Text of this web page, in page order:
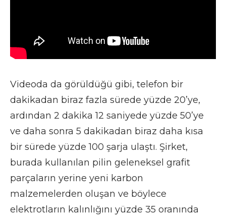
Videoda da görüldüğü gibi, telefon bir
dakikadan biraz fazla sürede yüzde 20’ye,
ardından 2 dakika 12 saniyede yüzde 50’ye
ve daha sonra 5 dakikadan biraz daha kısa
bir sürede yüzde 100 şarja ulaştı. Şirket,
burada kullanılan pilin geleneksel grafit
parçaların yerine yeni karbon
malzemelerden oluşan ve böylece
elektrotların kalınlığını yüzde 35 oranında